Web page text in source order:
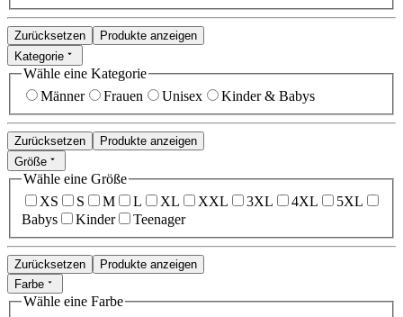
Zurücksetzen
Produkte anzeigen
Kategorie
Wähle eine Kategorie
Männer
Frauen Unisex Kinder & Babys
Zurücksetzen
Produkte anzeigen
Größe
Wähle eine Größe
XS
S M L XL XXL 3XL 4XL
5XL
Babys
Kinder Teenager
Zurücksetzen
Produkte anzeigen
Farbe
Wähle eine Farbe